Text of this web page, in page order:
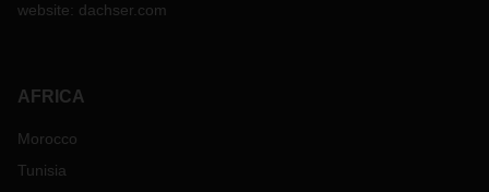
website: dachser.com
AFRICA
Morocco
Tunisia